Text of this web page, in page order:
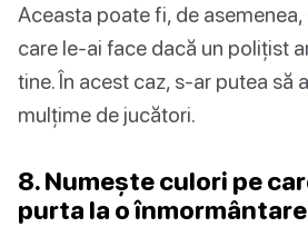
Aceasta poate fi, de
care le-ai face dacă un polițist
tine. În acest caz, s-ar putea să
mulțime de jucători.
8. Numește culori pe
purta la o